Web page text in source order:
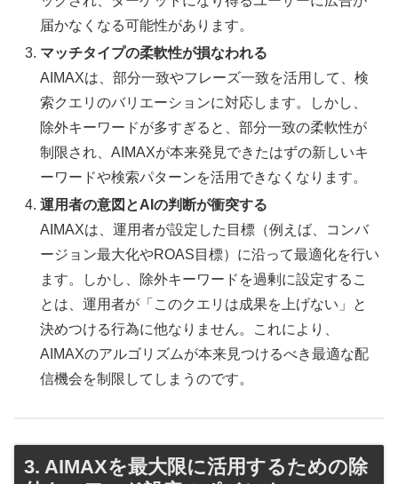
届かなくなる可能性があります。
マッチタイプの柔軟性が損なわれる
AIMAXは、部分一致やフレーズ一致を活用して、検
索クエリのバリエーションに対応します。しかし、
除外キーワードが多すぎると、部分一致の柔軟性が
制限され、AIMAXが本来発見できたはずの新しいキ
ーワードや検索パターンを活用できなくなります。
運用者の意図とAIの判断が衝突する
AIMAXは、運用者が設定した目標（例えば、コンバ
ージョン最大化やROAS目標）に沿って最適化を行い
ます。しかし、除外キーワードを過剰に設定するこ
とは、運用者が「このクエリは成果を上げない」と
決めつける行為に他なりません。これにより、
AIMAXのアルゴリズムが本来見つけるべき最適な配
信機会を制限してしまうのです。
3. AIMAXを最大限に活用するための除